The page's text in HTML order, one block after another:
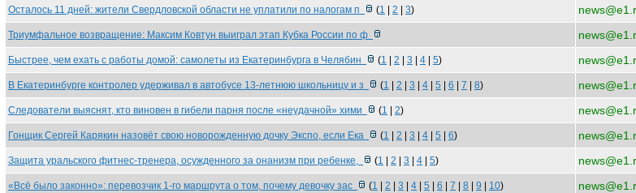
Осталось 11 дней: жители Свердловской области не уплатили по налогам п (1 2 3)
Триумфальное возвращение: Максим Ковтун выиграл этап Кубка России по ф
Быстрее, чем ехать с работы домой: самолеты из Екатеринбурга в Челябин (1 2 3 4 5)
В Екатеринбурге контролер удерживал в автобусе 13-летнюю школьницу и з (1 2 3 4 5 6 7 8)
Следователи выяснят, кто виновен в гибели парня после «неудачной» хими (1 2)
Гонщик Сергей Карякин назовёт свою новорожденную дочку Экспо, если Ека (1 2 3 4 5 6)
Защита уральского фитнес-тренера, осужденного за онанизм при ребенке, (1 2 3 4 5)
«Всё было законно»: перевозчик 1-го маршрута о том, почему девочку зас (1 2 3 4 5 6 7 8 9 10)